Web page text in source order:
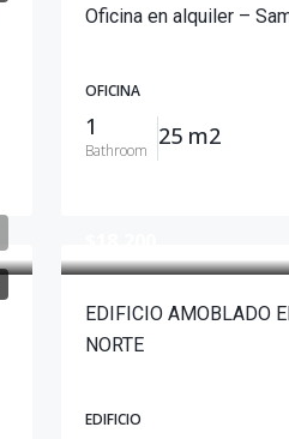
Oficina en alquiler –
OFICINA
1
Bathroom
25 m2
EDIFICIO AMOBLADO
NORTE
EDIFICIO